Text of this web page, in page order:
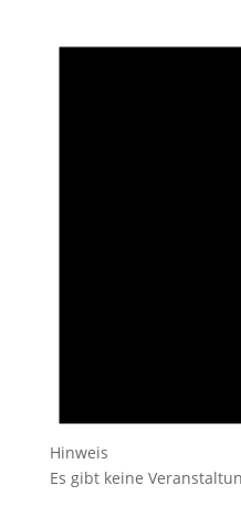
Hinweis
Es gibt keine